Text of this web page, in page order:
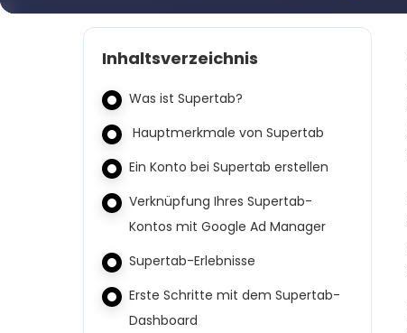
Inhaltsverzeichnis
Was ist Supertab?
Hauptmerkmale von Supertab
Ein Konto bei Supertab erstellen
Verknüpfung Ihres Supertab-
Kontos mit Google Ad Manager
Supertab-Erlebnisse
Erste Schritte mit dem Supertab-
Dashboard